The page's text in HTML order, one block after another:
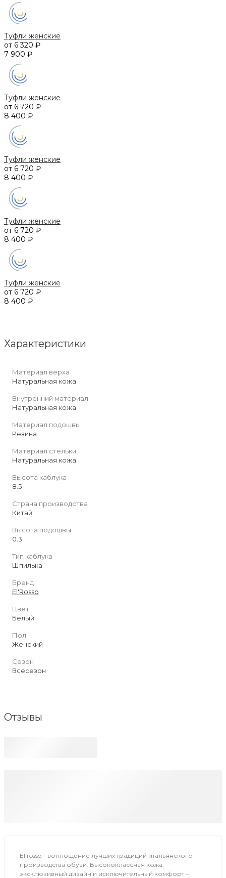
Туфли женские
от 6 320 ₽
7 900 ₽
Туфли женские
от 6 720 ₽
8 400 ₽
Туфли женские
от 6 720 ₽
8 400 ₽
Туфли женские
от 6 720 ₽
8 400 ₽
Туфли женские
от 6 720 ₽
8 400 ₽
Характеристики
Материал верха
Натуральная кожа
Внутренний материал
Натуральная кожа
Материал подошвы
Резина
Материал стельки
Натуральная кожа
Высота каблука
8.5
Страна производства
Китай
Высота подошвы
0.3
Тип каблука
Шпилька
Бренд
El'Rosso
Цвет
Белый
Пол
Женский
Сезон
Всесезон
Отзывы
El’rosso – воплощение лучших традиций итальянского
производства обуви. Высококлассная кожа,
эксклюзивный дизайн и исключительный комфорт –